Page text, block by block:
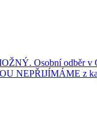
Osobní odběr v
z